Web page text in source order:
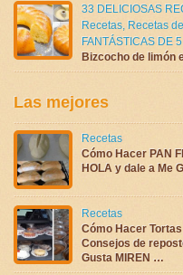
33 DELICIOSAS
Recetas, Recetas
FANTÁSTICAS DE
Bizcocho de limón
Las mejores
Recetas
Cómo Hacer PAN
HOLA y dale a Me
Recetas
Cómo Hacer
Consejos de
Gusta MIREN …